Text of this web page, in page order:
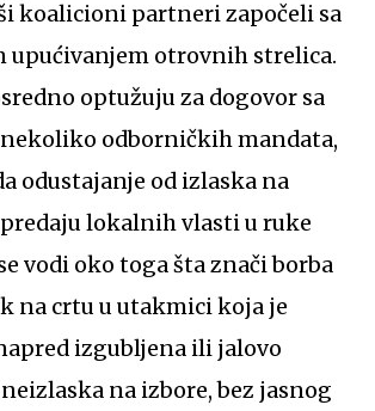
koalicioni partneri započeli sa
upućivanjem otrovnih strelica.
optužuju za dogovor sa
nekoliko odborničkih mandata,
odustajanje od izlaska na
lokalnih vlasti u ruke
vodi oko toga šta znači borba
na crtu u utakmici koja je
izgubljena ili jalovo
na izbore, bez jasnog